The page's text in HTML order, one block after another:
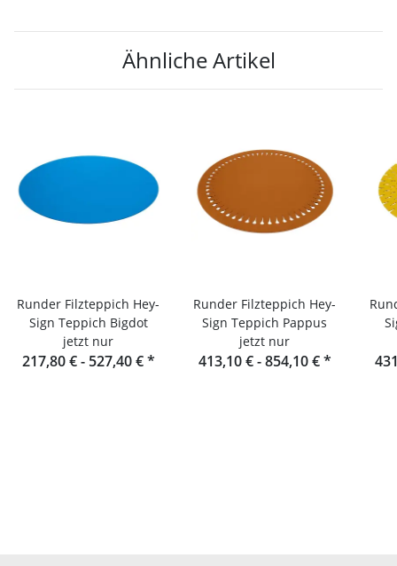
Ähnliche Artikel
Runder Filzteppich Hey-
Sign Teppich Bigdot
jetzt nur
217,80 € - 527,40 €*
Runder Filzteppich Hey-
Sign Teppich Pappus
jetzt nur
413,10 € -854,10 €*